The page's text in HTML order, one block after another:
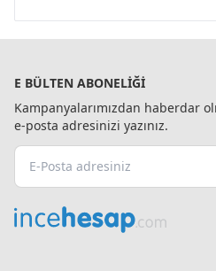
E BÜLTEN ABONELIĞI
Kampanyalarımızdan haberdar
e-posta adresinizi yazınız.